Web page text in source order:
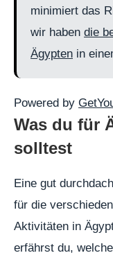
minimiert das
wir haben die
Ägypten in
Powered by
Was du für
solltest
Eine gut
für die
Aktivitäten in
erfährst du,